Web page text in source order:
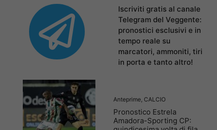
Iscriviti gratis al canale
Telegram del Veggente:
pronostici esclusivi e in
tempo reale su
marcatori, ammoniti, tiri
in porta e tanto altro!
Anteprime, CALCIO
Pronostico Estrela
Amadora-Sporting CP: